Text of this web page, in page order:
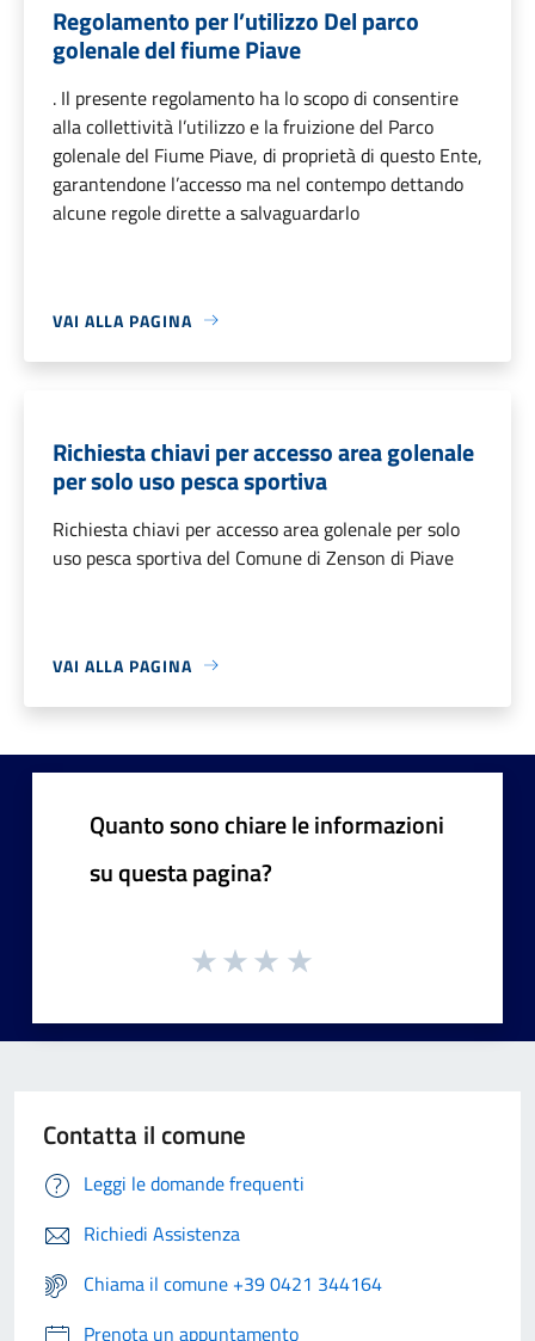
Regolamento per l’utilizzo Del parco
golenale del fiume Piave
. Il presente regolamento ha lo scopo di consentire
alla collettività l’utilizzo e la fruizione del Parco
golenale del Fiume Piave, di proprietà di questo Ente,
garantendone l’accesso ma nel contempo dettando
alcune regole dirette a salvaguardarlo
VAI ALLA PAGINA
Richiesta chiavi per accesso area golenale
per solo uso pesca sportiva
Richiesta chiavi per accesso area golenale per solo
uso pesca sportiva del Comune di Zenson di Piave
VAI ALLA PAGINA
Quanto sono chiare le informazioni
su questa pagina?
Contatta il comune
Leggi le domande frequenti
Richiedi Assistenza
Chiama il comune +39 0421 344164
Prenota un appuntamento